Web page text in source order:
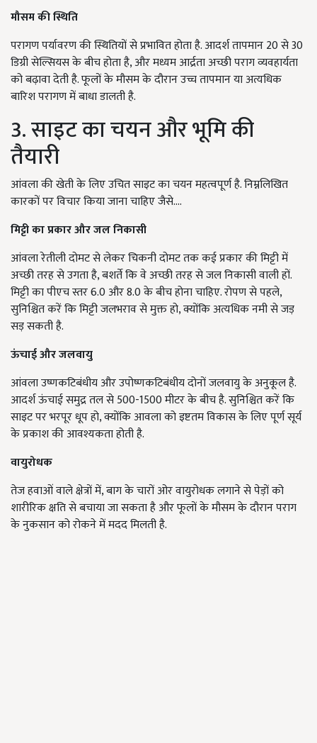
मौसम की स्थिति
परागण पर्यावरण की स्थितियों से प्रभावित होता है. आदर्श तापमान 20 से 30
डिग्री सेल्सियस के बीच होता है, और मध्यम आर्द्रता अच्छी पराग व्यवहार्यता
को बढ़ावा देती है. फूलों के मौसम के दौरान उच्च तापमान या अत्यधिक
बारिश परागण में बाधा डालती है.
3. साइट का चयन और भूमि की
तैयारी
आंवला की खेती के लिए उचित साइट का चयन महत्वपूर्ण है. निम्नलिखित
कारकों पर विचार किया जाना चाहिए जैसे....
मिट्टी का प्रकार और जल निकासी
आंवला रेतीली दोमट से लेकर चिकनी दोमट तक कई प्रकार की मिट्टी में
अच्छी तरह से उगता है, बशर्ते कि वे अच्छी तरह से जल निकासी वाली हों.
मिट्टी का पीएच स्तर 6.0 और 8.0 के बीच होना चाहिए. रोपण से पहले,
सुनिश्चित करें कि मिट्टी जलभराव से मुक्त हो, क्योंकि अत्यधिक नमी से जड़
सड़ सकती है.
ऊंचाई और जलवायु
आंवला उष्णकटिबंधीय और उपोष्णकटिबंधीय दोनों जलवायु के अनुकूल है.
आदर्श ऊंचाई समुद्र तल से 500-1500 मीटर के बीच है. सुनिश्चित करें कि
साइट पर भरपूर धूप हो, क्योंकि आवला को इष्टतम विकास के लिए पूर्ण सूर्य
के प्रकाश की आवश्यकता होती है.
वायुरोधक
तेज हवाओं वाले क्षेत्रों में, बाग के चारों ओर वायुरोधक लगाने से पेड़ों को
शारीरिक क्षति से बचाया जा सकता है और फूलों के मौसम के दौरान पराग
के नुकसान को रोकने में मदद मिलती है.